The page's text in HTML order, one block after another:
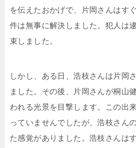
を伝えたおかげで、片岡さんはす
件は無事に解決しました。犯人は
束しました。
しかし、ある日、浩枝さんは片岡
ました。その後、片岡さんが桐山
われる光景を目撃します。この出
っていませんでしたが、浩枝さん
た感覚がありました。浩枝さんは